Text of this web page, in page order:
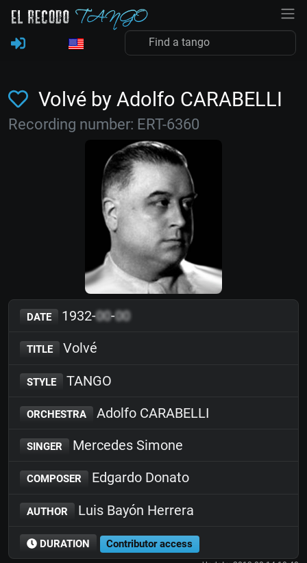
Volvé by Adolfo CARABELLI
Recording number: ERT-6360
DATE 1932-00-00
TITLE Volvé
STYLE TANGO
ORCHESTRA Adolfo CARABELLI
SINGER Mercedes Simone
COMPOSER Edgardo Donato
AUTHOR Luis Bayón Herrera
DURATION Contributor access